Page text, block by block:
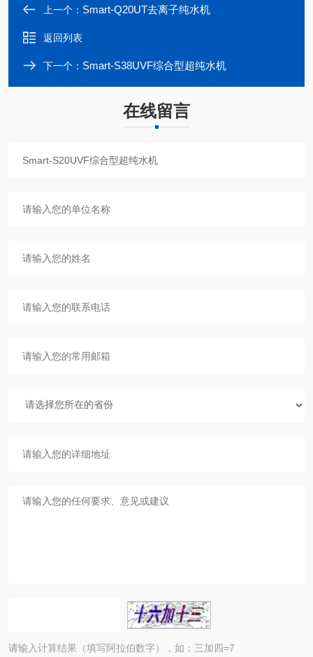
上一个： Smart-Q20UT去离子纯水机
返回列表
下一个： Smart-S38UVF综合型超纯水机
在线留言
请输入计算结果（填写阿拉伯数字），如：三加四=7